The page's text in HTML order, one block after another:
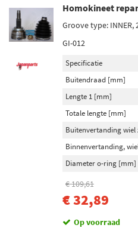
Homokineet
Groove type: INNER,
GI-012
Specificatie
Buitendraad [mm]
Lengte 1 [mm]
Totale lengte [mm]
Buitenvertanding wiel
Binnenvertanding,
Diameter o-ring [mm]
€ 109,61
€ 32,89
Op voorraad